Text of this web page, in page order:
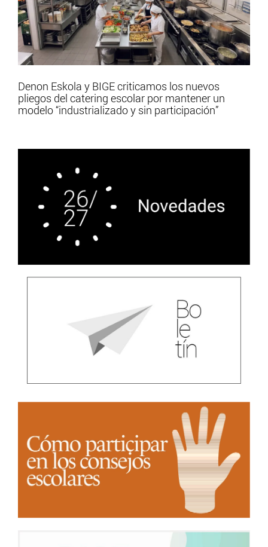
Denon Eskola y BIGE criticamos los nuevos
pliegos del catering escolar por mantener un
modelo “industrializado y sin participación”